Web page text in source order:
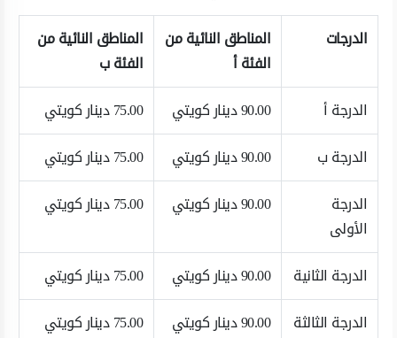
الدرجات
المناطق النائية من
الفئة أ
المناطق النائية من
الفئة ب
الدرجة أ
90.00 دينار كويتي
75.00 دينار كويتي
الدرجة ب
90.00 دينار كويتي
75.00 دينار كويتي
الدرجة
الأولى
90.00 دينار كويتي 75.00 دينار كويتي
الدرجة الثانية 90.00 دينار كويتي
75.00 دينار كويتي
الدرجة الثالثة
90.00 دينار كويتي
75.00 دينار كويتي